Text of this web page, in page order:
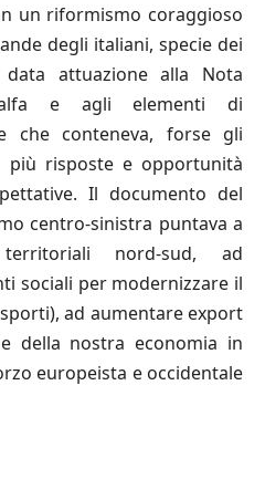
un riformismo coraggioso
degli italiani, specie dei
attuazione alla Nota
e agli elementi di
che conteneva, forse gli
più risposte e opportunità
Il documento del
centro-sinistra puntava a
nord-sud, ad
sociali per modernizzare il
ad aumentare export
della nostra economia in
europeista e occidentale